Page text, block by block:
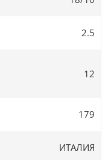
2.5
12
179
ИТАЛИЯ